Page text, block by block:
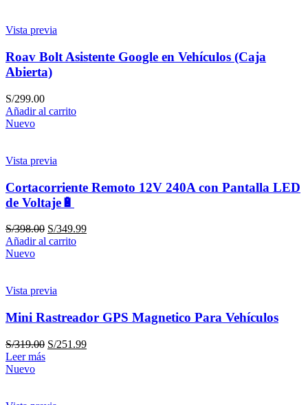
Vista previa
Roav Bolt Asistente Google en Vehículos (Caja
Abierta)
S/299.00
Añadir al carrito
Nuevo
Vista previa
Cortacorriente Remoto 12V 240A con Pantalla LED
de Voltaje🔋
S/398.00 S/349.99
Añadir al carrito
Nuevo
Vista previa
Mini Rastreador GPS Magnetico Para Vehículos
S/319.00 S/251.99
Leer más
Nuevo